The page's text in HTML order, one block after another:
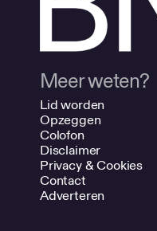
Meer weten?
Lid worden
Opzeggen
Colofon
Disclaimer
Privacy & Cookies
Contact
Adverteren